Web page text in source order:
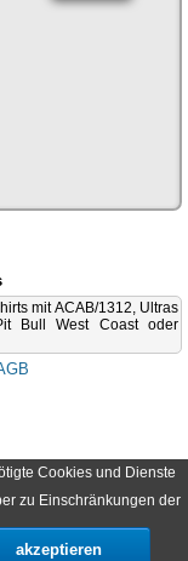
mit ACAB/1312, Ultras
Bull West Coast oder
Cookies und Dienste
zu Einschränkungen der
akzeptieren